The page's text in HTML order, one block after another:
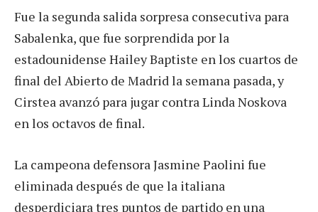
Fue la segunda salida sorpresa consecutiva para
Sabalenka, que fue sorprendida por la
estadounidense Hailey Baptiste en los cuartos de
final del Abierto de Madrid la semana pasada, y
Cirstea avanzó para jugar contra Linda Noskova
en los octavos de final.
La campeona defensora Jasmine Paolini fue
eliminada después de que la italiana
desperdiciara tres puntos de partido en una